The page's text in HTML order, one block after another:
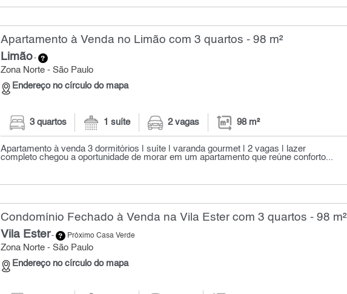
Apartamento à Venda no Limão com 3 quartos - 98 m²
Limão-
Zona Norte - São Paulo
Endereço no círculo do mapa
3 quartos 1 suíte 2 vagas 98 m²
Apartamento à venda 3 dormitórios | suíte | varanda gourmet | 2 vagas | lazer
completo chegou a oportunidade de morar em um apartamento que reúne conforto...
Condomínio Fechado à Venda na Vila Ester com 3 quartos - 98 m²
Vila Ester- Próximo Casa Verde
Zona Norte - São Paulo
Endereço no círculo do mapa